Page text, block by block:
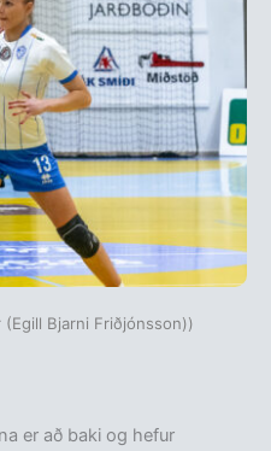
Bjarni Friðjónsson))
er að baki og hefur